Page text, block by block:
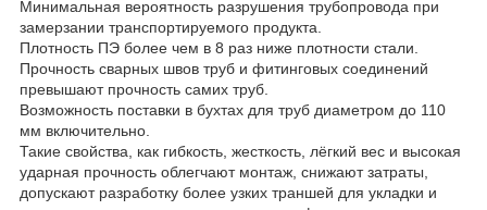
Минимальная вероятность разрушения трубопровода при
замерзании транспортируемого продукта.
Плотность ПЭ более чем в 8 раз ниже плотности стали.
Прочность сварных швов труб и фитинговых соединений
превышают прочность самих труб.
Возможность поставки в бухтах для труб диаметром до 110
мм включительно.
Такие свойства, как гибкость, жесткость, лёгкий вес и высокая
ударная прочность облегчают монтаж, снижают затраты,
допускают разработку более узких траншей для укладки и